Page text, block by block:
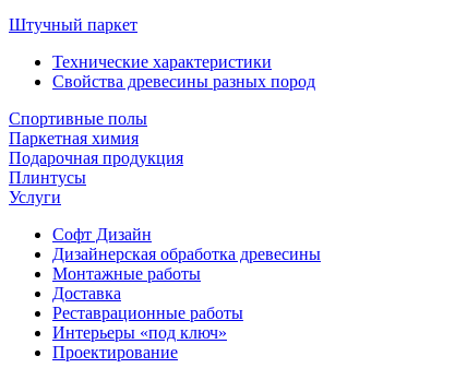
Штучный паркет
Технические характеристики
Свойства древесины разных пород
Спортивные полы
Паркетная химия
Подарочная продукция
Плинтусы
Услуги
Софт Дизайн
Дизайнерская обработка древесины
Монтажные работы
Доставка
Реставрационные работы
Интерьеры «под ключ»
Проектирование